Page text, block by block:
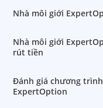
Nhà môi giới
Nhà môi giới
rút tiền
Đánh giá chương
ExpertOption